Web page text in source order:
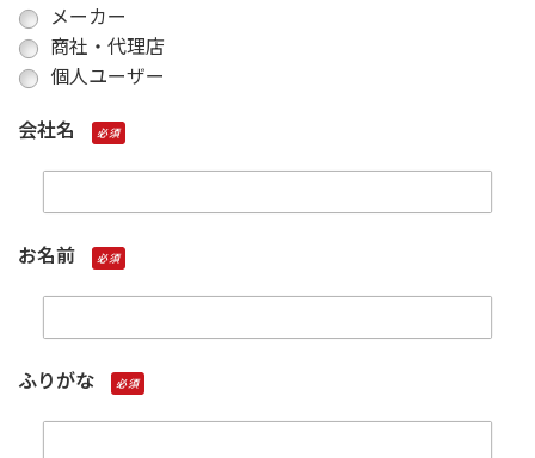
メーカー
商社・代理店
個人ユーザー
会社名
必須
お名前 必須
ふりがな 必須